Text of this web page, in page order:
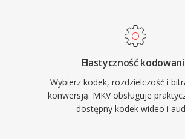
preferowanym kontenerem do
wideo wysokiej jakosci, archiwizacji i
osobistych bibliotek medialnych.
Elastyczność
Wybierz kodek, rozdzielczość i
konwersją. MKV obsługuje
dostępny kodek wideo i